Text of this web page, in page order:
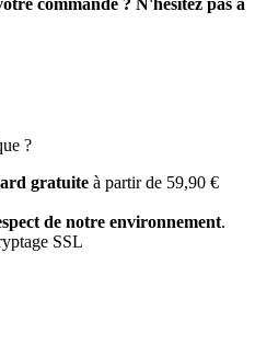
?
gratuite à partir de 59,90 €
de notre environnement.
SSL